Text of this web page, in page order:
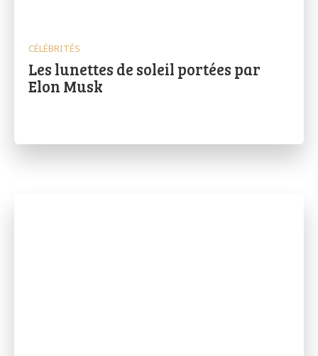
CÉLÉBRITÉS
Les lunettes de soleil portées par
Elon Musk